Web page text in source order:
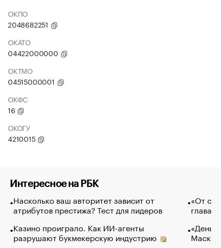
ОКПО
2048682251
ОКАТО
04422000000
ОКТМО
04515000001
ОКФС
16
ОКОГУ
4210015
Интересное на РБК
Насколько ваш авторитет зависит от
атрибутов престижа? Тест для лидеров
Казино проиграло. Как ИИ-агенты
разрушают букмекерскую индустрию
«От
глава
Маск в